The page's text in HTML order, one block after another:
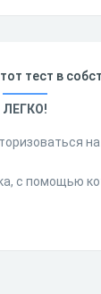
тест в
ЛЕГКО!
с помощью